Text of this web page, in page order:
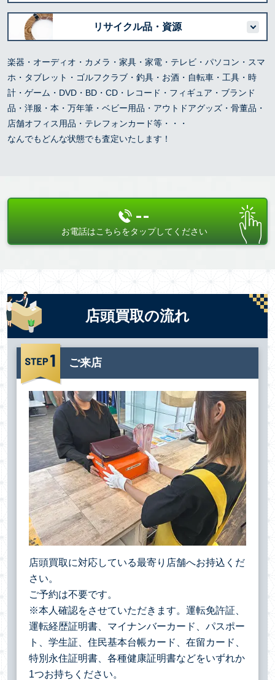
リサイクル品・資源
楽器・オーディオ・カメラ・家具・家電・テレビ・パソコン・スマ
ホ・タブレット・ゴルフクラブ・釣具・お酒・自転車・工具・時
計・ゲーム・DVD・BD・CD・レコード・フィギュア・ブランド
品・洋服・本・万年筆・ベビー用品・アウトドアグッズ・骨董品・
店舗オフィス用品・テレフォンカード等・・・
なんでもどんな状態でも査定いたします！
--
お電話はこちらをタップしてください
店頭買取の流れ
ご来店
店頭買取に対応している最寄り店舗へお持込くだ
さい。
ご予約は不要です。
※本人確認をさせていただきます。運転免許証、
運転経歴証明書、マイナンバーカード、パスポー
ト、学生証、住民基本台帳カード、在留カード、
特別永住証明書、各種健康証明書などをいずれか
1つお持ちください。